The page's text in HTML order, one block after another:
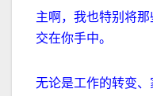
主啊，我也特别将
交在你手中。
无论是工作的转变